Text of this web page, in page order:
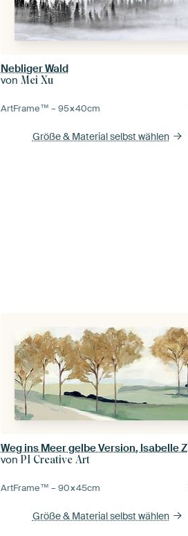
Nebliger Wald
vonMei Xu
ArtFrame™ –95×40cm
Größe & Material selbst wählen
Weg ins Meer gelbe Version, Isabelle Z
vonPI Creative Art
ArtFrame™ –90×45cm
Größe & Material selbst wählen